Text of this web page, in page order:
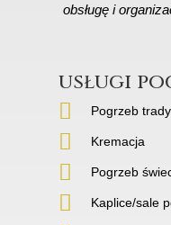
obsługę i
usługi
Pogrzeb
Kremacja
Pogrzeb
Kaplice/sale